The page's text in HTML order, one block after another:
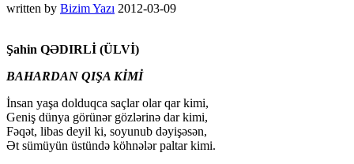
written by Bizim Yazı 2012-03-09
Şahin QƏDIRLİ (ÜLVİ)
BAHARDAN QIŞA KİMİ
İnsan yaşa dolduqca saçlar olar qar kimi,
Geniş dünya görünər gözlərinə dar kimi,
Fəqət, libas deyil ki, soyunub dəyişəsən,
Ət sümüyün üstündə köhnələr paltar kimi.